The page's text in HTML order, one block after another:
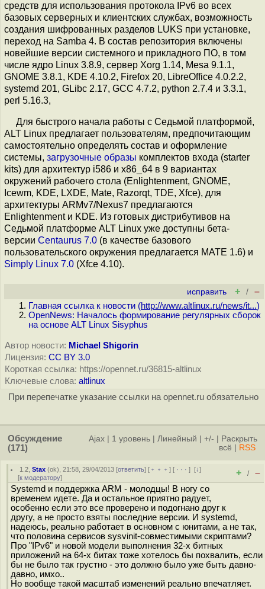
средств для использования протокола IPv6 во всех
базовых серверных и клиентских службах, возможность
создания шифрованных разделов LUKS при установке,
переход на Samba 4. В состав репозитория включены
новейшие версии системного и прикладного ПО, в том
числе ядро Linux 3.8.9, сервер Xorg 1.14, Mesa 9.1.1,
GNOME 3.8.1, KDE 4.10.2, Firefox 20, LibreOffice 4.0.2.2,
systemd 201, GLibc 2.17, GCC 4.7.2, python 2.7.4 и 3.3.1,
perl 5.16.3,
Для быстрого начала работы с Седьмой платформой,
ALT Linux предлагает пользователям, предпочитающим
самостоятельно определять состав и оформление
системы, загрузочные образы комплектов входа (starter
kits) для архитектур i586 и x86_64 в 9 вариантах
окружений рабочего стола (Enlightenment, GNOME,
Icewm, KDE, LXDE, Mate, Razorqt, TDE, Xfce), для
архитектуры ARMv7/Nexus7 предлагаются
Enlightenment и KDE. Из готовых дистрибутивов на
Седьмой платформе ALT Linux уже доступны бета-
версии Centaurus 7.0 (в качестве базового
пользовательского окружения предлагается MATE 1.6) и
Simply Linux 7.0 (Xfce 4.10).
исправить + / –
Главная ссылка к новости (http://www.altlinux.ru/news/it...)
OpenNews: Началось формирование регулярных сборок
на основе ALT Linux Sisyphus
Автор новости: Michael Shigorin
Лицензия: CC BY 3.0
Короткая ссылка: https://opennet.ru/36815-altlinux
Ключевые слова: altlinux
При перепечатке указание ссылки на opennet.ru обязательно
Обсуждение
(171)
Ajax 1 уровень Линейный +/-
Раскрыть
всё
RSS
1.2 ,Stax (ok), 21:58, 29/04/2013 [ответить] [ ﹢﹢﹢] [ · · ·][↓]
[к модератору] + / –
Systemd и поддержка ARM - молодцы! В ногу со
временем идете. Да и остальное приятно радует,
особенно если это все проверено и подогнано друг к
другу, а не просто взяты последние версии. И systemd,
надеюсь, реально работает в основном с юнитами, а не так,
что половина сервисов sysvinit-совместимыми скриптами?
Про "IPv6" и новой модели выполнения 32-х битных
приложений на 64-х битах тоже хотелось бы похвалить, если
бы не было так грустно - это должно было уже быть давно-
давно, имхо..
Но вообще такой масштаб изменений реально впечатляет.